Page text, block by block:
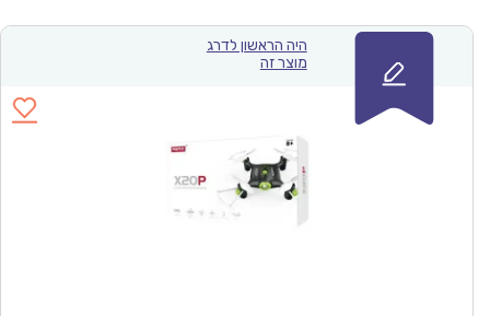
היה הראשון לדרג
מוצר זה